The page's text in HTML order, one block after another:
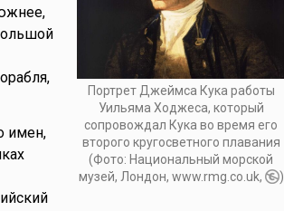
Портрет Джеймса Кука работы
Уильяма Ходжеса, который
сопровождал Кука во время его
второго кругосветного плавания
(Фото: Национальный морской
музей, Лондон, www.rmg.co.uk,
)
имен,